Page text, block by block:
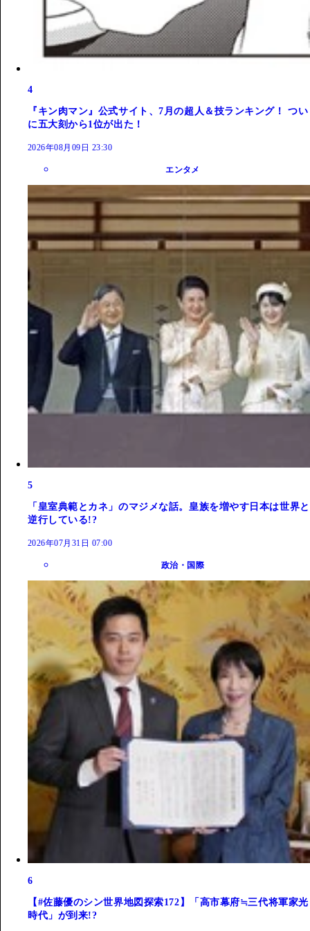
4
『キン肉マン』公式サイト、7月の超人＆技ランキング！ つい
に五大刻から1位が出た！
2026年08月09日 23:30
エンタメ
5
「皇室典範とカネ」のマジメな話。皇族を増やす日本は世界と
逆行している!?
2026年07月31日 07:00
政治・国際
6
【#佐藤優のシン世界地図探索172】「高市幕府≒三代将軍家光
時代」が到来!?